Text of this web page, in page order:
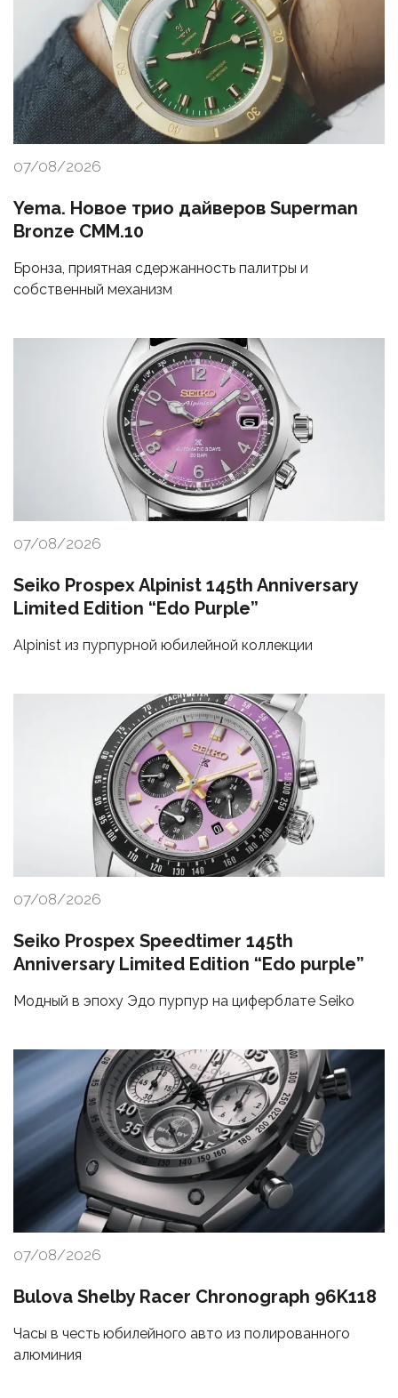
07/08/2026
Yema. Новое трио дайверов Superman
Bronze CMM.10
Бронза, приятная сдержанность палитры и
собственный механизм
07/08/2026
Seiko Prospex Alpinist 145th Anniversary
Limited Edition “Edo Purple”
Alpinist из пурпурной юбилейной коллекции
07/08/2026
Seiko Prospex Speedtimer 145th
Anniversary Limited Edition “Edo purple”
Модный в эпоху Эдо пурпур на циферблате Seiko
07/08/2026
Bulova Shelby Racer Chronograph 96K118
Часы в честь юбилейного авто из полированного
алюминия